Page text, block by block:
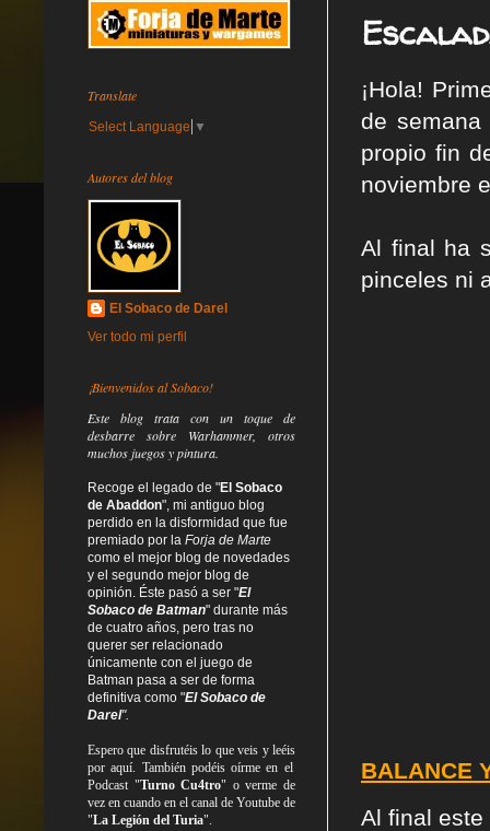
¡Hola!
de
propio fin
noviembre
Al final ha
pinceles ni
BALANCE
Al final
Translate
Select Language ▼
Autores del blog
El Sobaco de Darel
Ver todo mi perfil
¡Bienvenidos al Sobaco!
Este blog trata con un toque de
desbarre sobre Warhammer, otros
muchos juegos y pintura.
Recoge el legado de "El Sobaco
de Abaddon", mi antiguo blog
perdido en la disformidad que fue
premiado por la Forja de Marte
como el mejor blog de novedades
y el segundo mejor blog de
opinión. Éste pasó a ser "El
Sobaco de Batman" durante más
de cuatro años, pero tras no
querer ser relacionado
únicamente con el juego de
Batman pasa a ser de forma
definitiva como "El Sobaco de
Darel".
Espero que disfrutéis lo queveis yleéis
por aquí. También podéis oírme en el
Podcast "Turno Cu4tro" o verme de
vez en cuando en el canal de Youtube de
"La Legión del Turia".